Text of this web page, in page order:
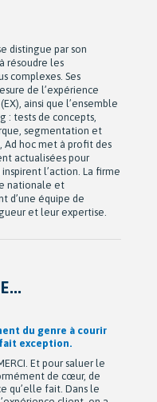
distingue par son
résoudre les
complexes. Ses
de l’expérience
ainsi que l’ensemble
: tests de concepts,
segmentation et
hoc met à profit des
actualisées pour
l’action. La firme
nationale et
d’une équipe de
et leur expertise.
avec passion,
une nouvelle
à une entreprise
référence dans son